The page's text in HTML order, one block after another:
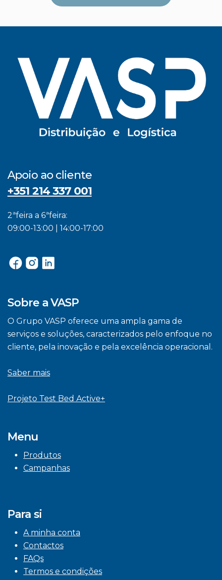
Apoio ao cliente
+351 214 337 001
2ªfeira a 6ªfeira:
09:00-13:00 | 14:00-17:00
Sobre a VASP
O Grupo VASP oferece uma ampla gama de
serviços e soluções, caracterizados pelo enfoque no
cliente, pela inovação e pela excelência operacional.
Saber mais
Projeto Test Bed Active+
Menu
Produtos
Campanhas
Para si
A minha conta
Contactos
FAQs
Termos e condições